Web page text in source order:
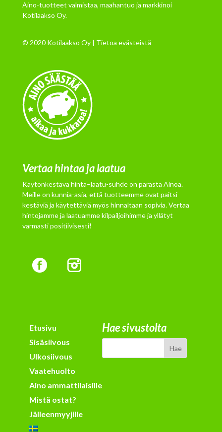
Aino-tuotteet valmistaa, maahantuo ja markkinoi
Kotilaakso Oy.
© 2020 Kotilaakso Oy | Tietoa evästeistä
Vertaa hintaa ja laatua
Käytönkestävä hinta–laatu-suhde on parasta Ainoa.
Meille on kunnia-asia, että tuotteemme ovat paitsi
kestäviä ja käytettäviä myös hinnaltaan sopivia. Vertaa
hintojamme ja laatuamme kilpailjoihimme ja yllätyt
varmasti positiivisesti!
Etusivu
Sisäsiivous
Ulkosiivous
Vaatehuolto
Aino ammattilaisille
Mistä ostat?
Jälleenmyyjille
Hae sivustolta